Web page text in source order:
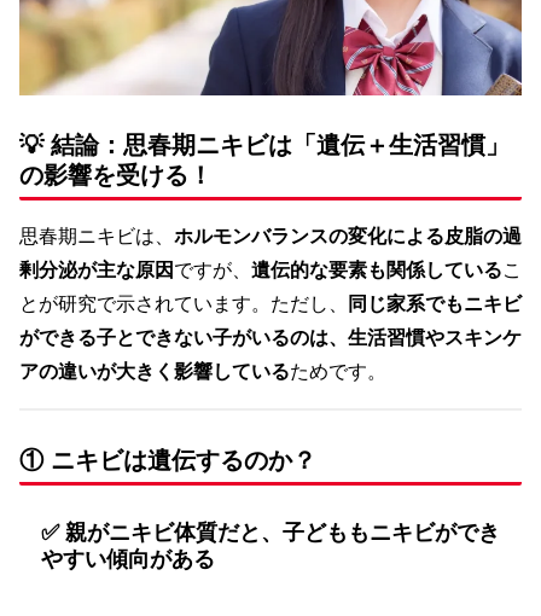
💡 結論：思春期ニキビは「遺伝＋生活習慣」
の影響を受ける！
思春期ニキビは、 ホルモンバランスの変化による皮脂の過
剰分泌が主な原因 ですが、 遺伝的な要素も関係しているこ
とが研究で示されています。ただし、
同じ家系でもニキビ
ができる子とできない子がいるのは、生活習慣やスキンケ
アの違いが大きく影響しているためです。
① ニキビは遺伝するのか？
✅ 親がニキビ体質だと、子どももニキビができ
やすい傾向がある